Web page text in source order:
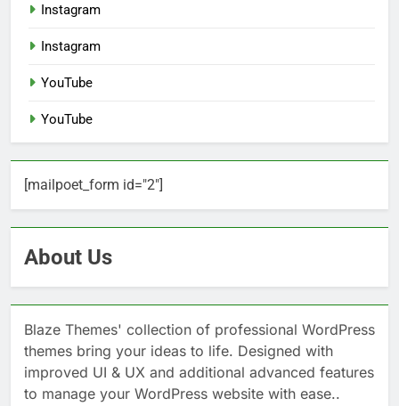
Instagram
Instagram
YouTube
YouTube
[mailpoet_form id="2"]
About Us
Blaze Themes' collection of professional WordPress
themes bring your ideas to life. Designed with
improved UI & UX and additional advanced features
to manage your WordPress website with ease..